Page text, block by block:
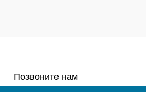
Позвоните нам